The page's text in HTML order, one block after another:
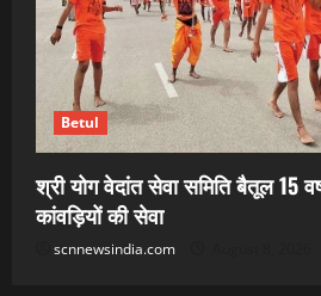
Betul
श्री योग वेदांत सेवा समिति बैतूल 15
कांवड़ियों की सेवा
scnnewsindia.com